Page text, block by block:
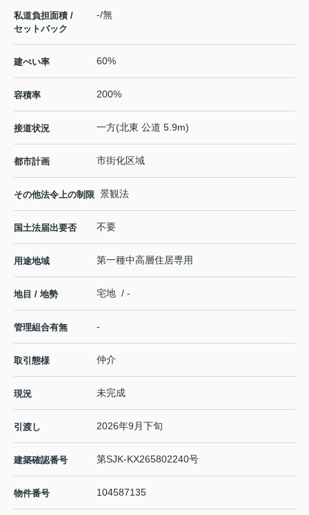
私道負担面積 /
セットバック
-/無
建ぺい率 60%
容積率 200%
接道状況 一方(北東 公道 5.9m)
都市計画 市街化区域
その他法令上の制限 景観法
国土法届出要否 不要
用途地域 第一種中高層住居専用
地目 / 地勢 宅地 / -
管理組合有無 -
取引態様 仲介
現況 未完成
引渡し 2026年9月下旬
建築確認番号 第SJK-KX265802240号
物件番号 104587135